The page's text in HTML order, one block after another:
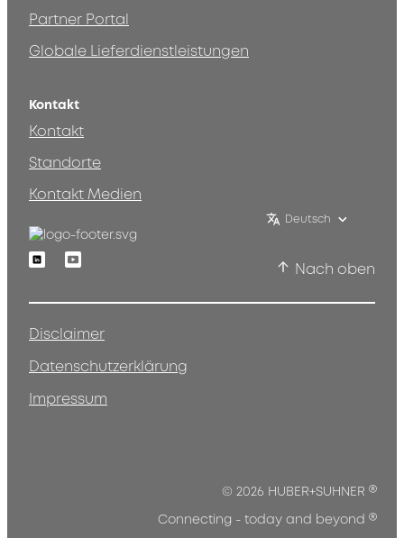
Partner Portal
Globale Lieferdienstleistungen
Kontakt
Kontakt
Standorte
Kontakt Medien
Deutsch
LinkedinYoutube
Nach oben
Disclaimer
Datenschutzerklärung
Impressum
© 2026 HUBER+SUHNER ®
Connecting - today and beyond ®